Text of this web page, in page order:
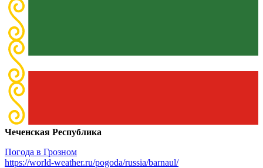
Чеченская Республика
Погода в Грозном
https://world-weather.ru/pogoda/russia/barnaul/